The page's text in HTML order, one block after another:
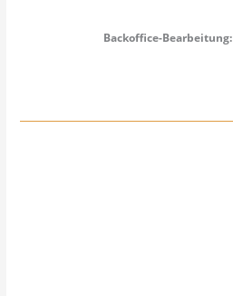
Backoffice-Bearbeitung: